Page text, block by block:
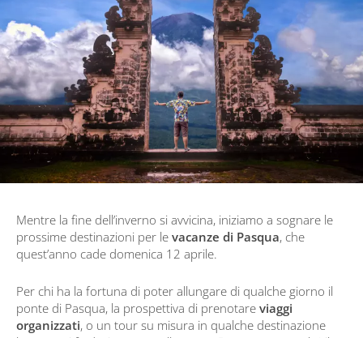
Mentre la fine dell’inverno si avvicina, iniziamo a sognare le
prossime destinazioni per le vacanze di Pasqua, che
quest’anno cade domenica 12 aprile.
Per chi ha la fortuna di poter allungare di qualche giorno il
ponte di Pasqua, la prospettiva di prenotare viaggi
organizzati, o un tour su misura in qualche destinazione